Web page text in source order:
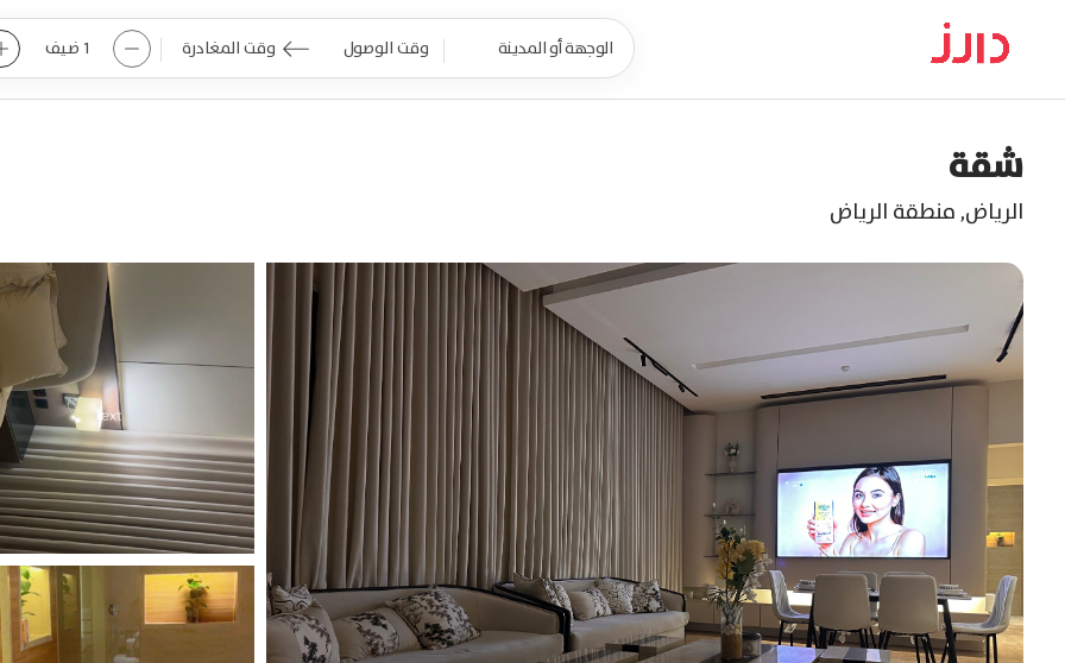
Navigate
forward
select
date.
Press
the
question
mark
key
the
keyboard
shortcuts
changing
dates.
Navigate
backward
select
a
date.
Press
the
question
mark
to
get
the
keyboard
shortcuts
changing
dates.
1 ضيف
شقة
الرياض,منطقة الرياض